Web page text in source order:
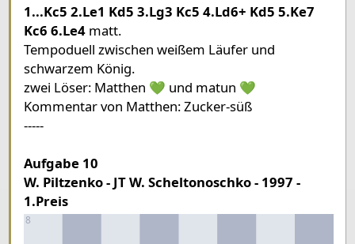
Pieces lists
Pieces White
King d7
Bishop d3
Pieces Black
King d5
1...Kc5 2.Le1 Kd5 3.Lg3 Kc5 4.Ld6+ Kd5 5.Ke7
Kc6 6.Le4matt.
Tempoduell zwischen weißem Läufer und
schwarzem König.
zwei Löser: Matthen 💚 und matun 💚
Kommentar von Matthen: Zucker-süß
-----
Aufgabe 10
W. Piltzenko - JT W. Scheltonoschko - 1997 -
1.Preis
8